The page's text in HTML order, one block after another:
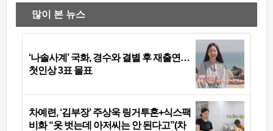
많이 본 뉴스
‘나솔사계’ 국화, 경수와 결별 후 재출연…
첫인상 3표 몰표
차예련, ‘김부장’ 주상욱 링거투혼+식스팩
비화 “옷 벗는데 아저씨는 안 된다고”(차